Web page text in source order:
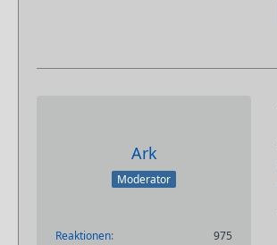
Ark
Moderator
Reaktionen 975